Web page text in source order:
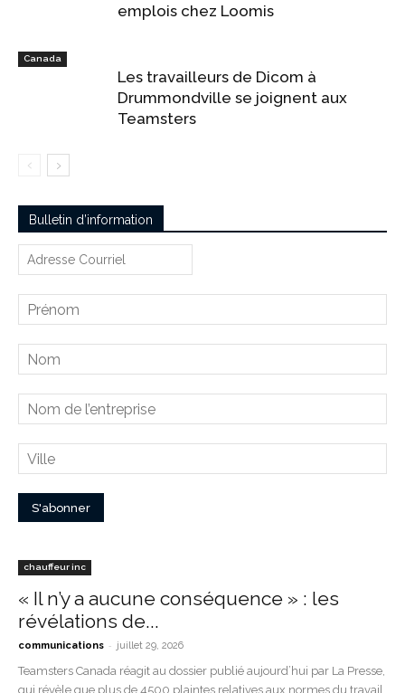
emplois chez Loomis
Canada
Les travailleurs de Dicom à
Drummondville se joignent aux
Teamsters
Bulletin d’information
chauffeur inc
« Il n’y a aucune conséquence » : les
révélations de...
communications - juillet 29, 2026
Teamsters Canada réagit au dossier publié aujourd’hui par La Presse,
qui révèle que plus de 4500 plaintes relatives aux normes du travail